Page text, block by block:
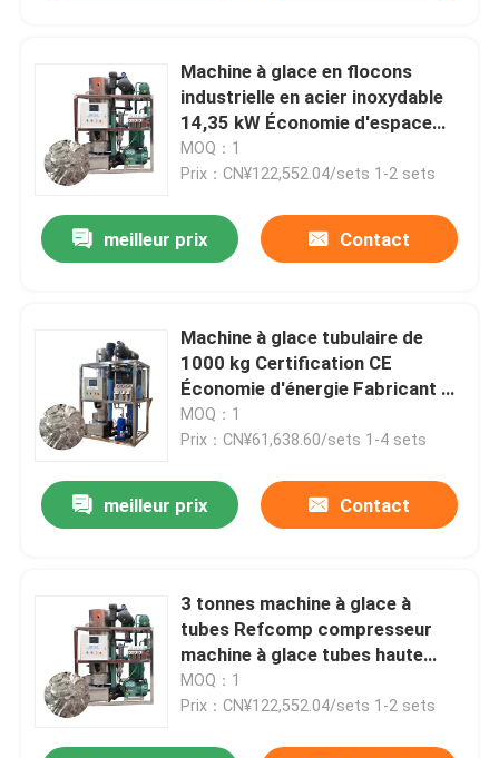
Machine à glace en flocons
industrielle en acier inoxydable
14,35 kW Économie d'espace
Puissante
MOQ：1
Prix：CN¥122,552.04/sets 1-2 sets
meilleur prix Contact
Machine à glace tubulaire de
1000 kg Certification CE
Économie d'énergie Fabricant de
glace tubulaire
MOQ：1
Prix：CN¥61,638.60/sets 1-4 sets
meilleur prix Contact
3 tonnes machine à glace à
tubes Refcomp compresseur
machine à glace tubes haute
efficacité
MOQ：1
Prix：CN¥122,552.04/sets 1-2 sets